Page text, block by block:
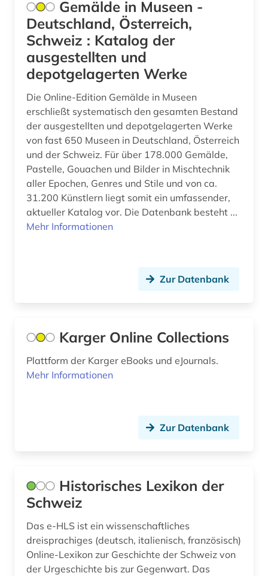
data mining (1)
datenanalyse (1)
designregister (1)
deutsch (6)
deutsches reich (1)
deutsches sprachgebiet (10)
deutsches volksliedarchiv (1)
deutschland (17)
dissertation (2)
druckgraphik (1)
elektronische zeitung (1)
elsass (1)
emblem (1)
Irland (1)
Italien (13)
Japan (1)
Kanada (2)
Korea (1)
Kroatien (1)
Liechtenstein (7)
Malta (1)
Oesterreich (66)
Ostasien (1)
Rheinland-Pfalz (1)
Russland, Sowjetunion (2)
Sachsen (2)
Gemälde in Museen -
Deutschland, Österreich,
Schweiz : Katalog der
ausgestellten und
depotgelagerten Werke
Die Online-Edition Gemälde in Museen
erschließt systematisch den gesamten Bestand
der ausgestellten und depotgelagerten Werke
von fast 650 Museen in Deutschland, Österreich
und der Schweiz. Für über 178.000 Gemälde,
Pastelle, Gouachen und Bilder in Mischtechnik
aller Epochen, Genres und Stile und von ca.
31.200 Künstlern liegt somit ein umfassender,
aktueller Katalog vor. Die Datenbank besteht ...
Mehr Informationen
Zur Datenbank
Karger Online Collections
Plattform der Karger eBooks und eJournals.
Mehr Informationen
Zur Datenbank
Historisches Lexikon der
Schweiz
Das e-HLS ist ein wissenschaftliches
dreisprachiges (deutsch, italienisch, französisch)
Online-Lexikon zur Geschichte der Schweiz von
der Urgeschichte bis zur Gegenwart. Das